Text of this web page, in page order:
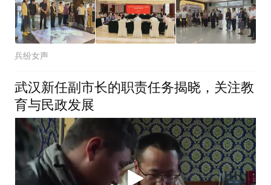
兵纷女声
武汉新任副市长的职责任务揭晓，关注教
育与民政发展